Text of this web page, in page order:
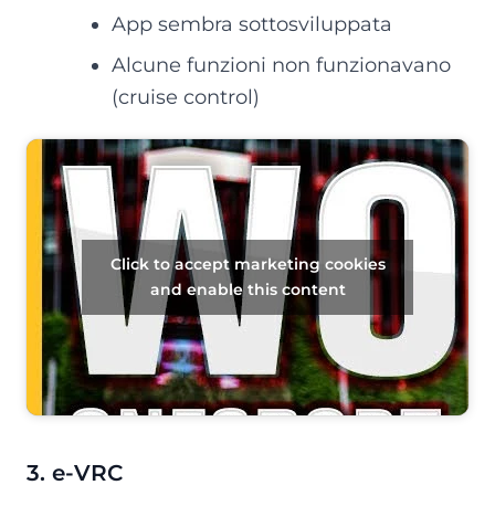
App sembra sottosviluppata
Alcune funzioni non funzionavano
(cruise control)
Click to accept marketing cookies
and enable this content
3. e-VRC